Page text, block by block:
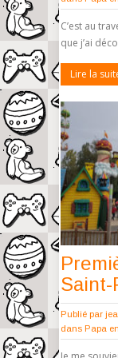
C’est au
que j’ai
Lire la
Saint-
Publié par
dans Papa